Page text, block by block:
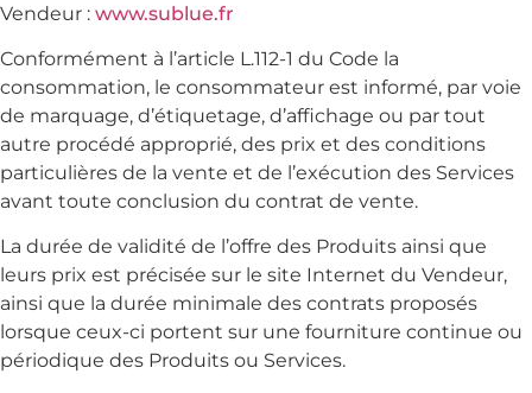
Vendeur : www.sublue.fr
Conformément à l’article L.112-1 du Code la
consommation, le consommateur est informé, par voie
de marquage, d’étiquetage, d’affichage ou par tout
autre procédé approprié, des prix et des conditions
particulières de la vente et de l’exécution des Services
avant toute conclusion du contrat de vente.
La durée de validité de l’offre des Produits ainsi que
leurs prix est précisée sur le site Internet du Vendeur,
ainsi que la durée minimale des contrats proposés
lorsque ceux-ci portent sur une fourniture continue ou
périodique des Produits ou Services.